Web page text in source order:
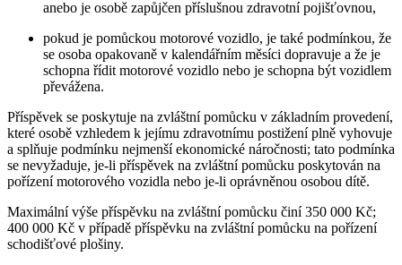
anebo je osobě zapůjčen příslušnou zdravotní pojišťovnou,
pokud je pomůckou motorové vozidlo, je také podmínkou, že
se osoba opakovaně v kalendářním měsíci dopravuje a že je
schopna řídit motorové vozidlo nebo je schopna být vozidlem
převážena.
Příspěvek se poskytuje na zvláštní pomůcku v základním provedení,
které osobě vzhledem k jejímu zdravotnímu postižení plně vyhovuje
a splňuje podmínku nejmenší ekonomické náročnosti; tato podmínka
se nevyžaduje, je-li příspěvek na zvláštní pomůcku poskytován na
pořízení motorového vozidla nebo je-li oprávněnou osobou dítě.
Maximální výše příspěvku na zvláštní pomůcku činí 350 000 Kč;
400 000 Kč v případě příspěvku na zvláštní pomůcku na pořízení
schodišťové plošiny.